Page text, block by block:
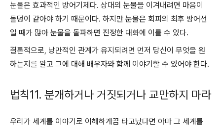
눈물은 효과적인 방어기제다. 상대의 눈물을 이겨내려면 마음이
돌덩이 같아야 하기 때문이다. 하지만 눈물은 회피의 최후 방어선
일 때가 많아 눈물을 돌파하면 진정한 대화에 이를 수 있다.
결론적으로, 낭만적인 관계가 유지되려면 먼저 당신이 무엇을 원
하는지를 알고 그에 대해 배우자와 함께 이야기할 수 있어야 한다.
법칙11. 분개하거나 거짓되거나 교만하지 마라
우리가 세계를 이야기로 이해하게끔 타고났다면 아마 그 세계를